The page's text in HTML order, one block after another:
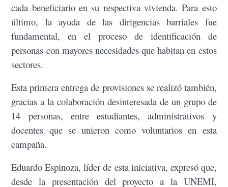
cada beneficiario en su respectiva vivienda. Para esto
último, la ayuda de las dirigencias barriales fue
fundamental, en el proceso de identificación de
personas con mayores necesidades que habitan en estos
sectores.
Esta primera entrega de provisiones se realizó también,
gracias a la colaboración desinteresada de un grupo de
14 personas, entre estudiantes, administrativos y
docentes que se unieron como voluntarios en esta
campaña.
Eduardo Espinoza, líder de esta iniciativa, expresó que,
desde la presentación del proyecto a la UNEMI,